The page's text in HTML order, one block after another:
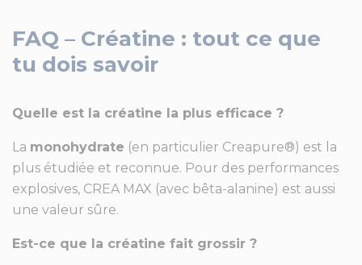
FAQ – Créatine : tout ce que
tu dois savoir
Quelle est la créatine la plus efficace ?
La monohydrate (en particulier Creapure®) est la
plus étudiée et reconnue. Pour des performances
explosives, CREA MAX (avec bêta-alanine) est aussi
une valeur sûre.
Est-ce que la créatine fait grossir ?